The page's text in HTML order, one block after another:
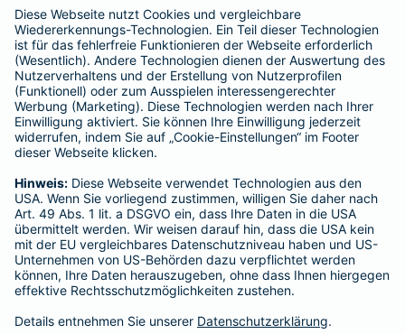
BELIEBTE SEITEN
Kranken-Zusatzversicherung
Tierversicherungen
Haftpflichtversicherung
Hausratversicherung
Adresse ändern
Schaden melden
Kilometerstandsmeldung
Serviceübersicht